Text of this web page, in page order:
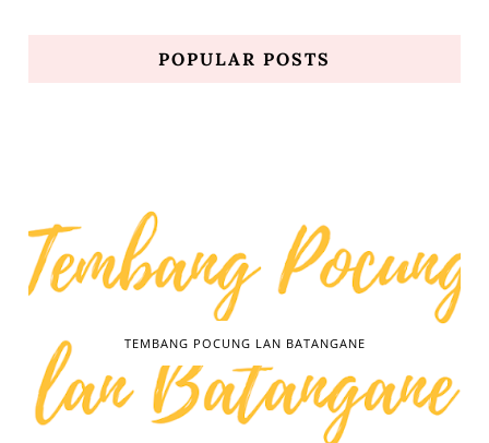
POPULAR POSTS
TEMBANG POCUNG LAN BATANGANE